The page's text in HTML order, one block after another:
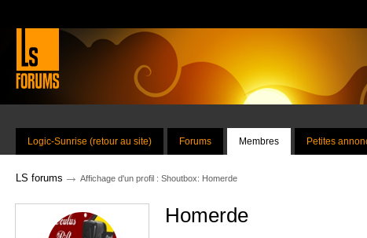
Logic-Sunrise (retour au site) Forums Membres Petites
LS forums → Affichage d'un profil : Shoutbox: Homerde
Homerde